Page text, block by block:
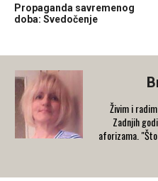
Propaganda savremenog
doba: Svedočenje
Živim i
Zadnjih
aforizama.